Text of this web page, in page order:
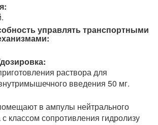
управлять транспортными
раствора для
введения 50 мг.
в ампулы нейтрального
с классом сопротивления гидролизу